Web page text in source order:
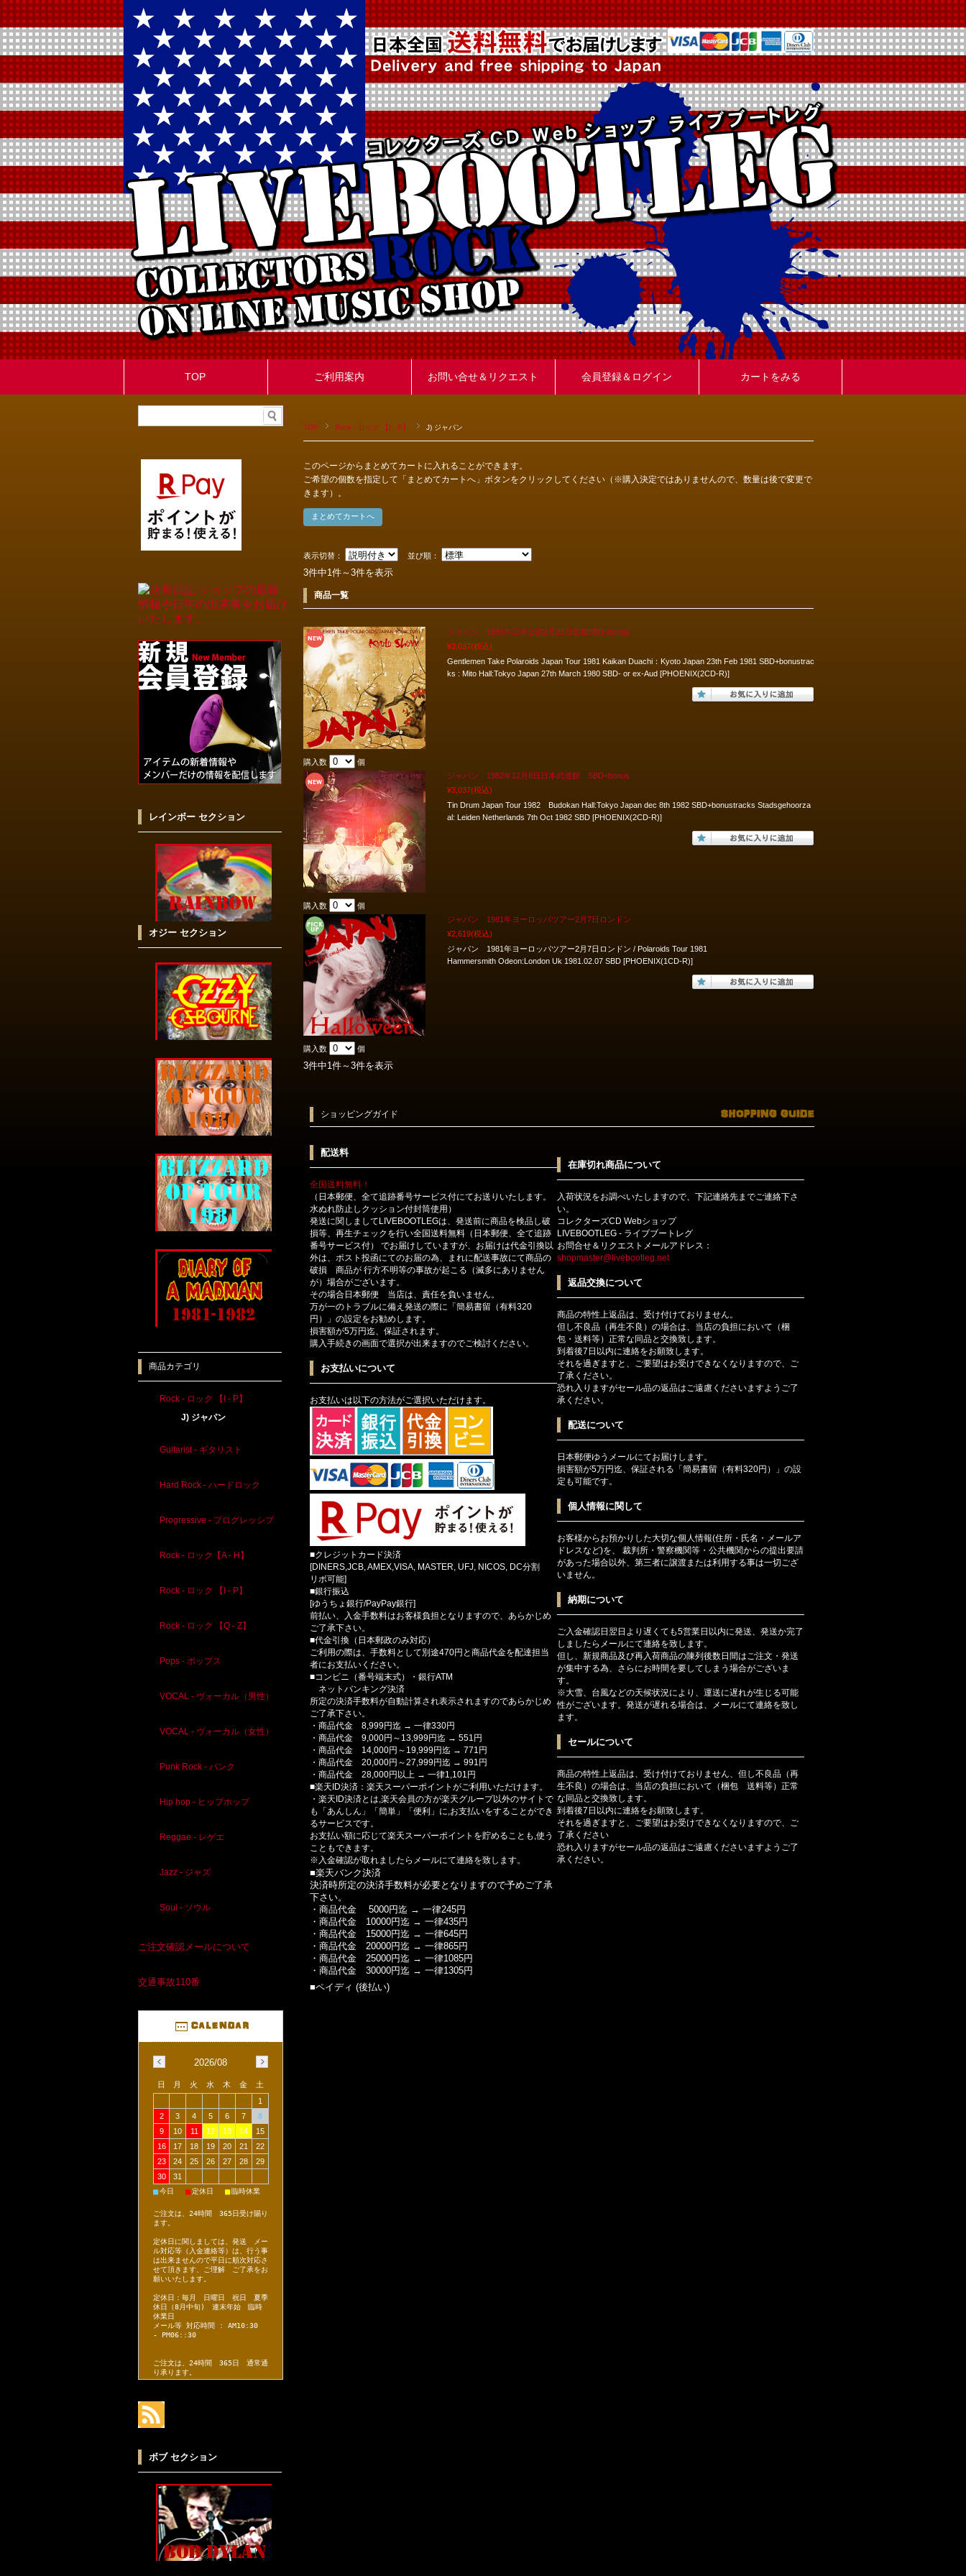
TOP ご利用案内 お問い合せ＆リクエスト 会員登録＆ログイン カートをみる
TOP Rock - ロック 【I - P】 J) ジャパン
このページからまとめてカートに入れることができます。
ご希望の個数を指定して「まとめてカートへ」ボタンをクリックしてください（※購入決定ではありませんので、数量は後で変更で
きます）。
表示切替： 並び順：
3件中1件～3件を表示
商品一覧
ジャパン 1981年日本公演2月23日京都SBD+bonus
¥3,037(税込)
Gentlemen Take Polaroids Japan Tour 1981 Kaikan Duachi：Kyoto Japan 23th Feb 1981 SBD+bonustrac
ks : Mito Hall:Tokyo Japan 27th March 1980 SBD- or ex-Aud [PHOENIX(2CD-R)]
購入数
個
ジャパン 1982年12月8日日本武道館 SBD+bonus
¥3,037(税込)
Tin Drum Japan Tour 1982 Budokan Hall:Tokyo Japan dec 8th 1982 SBD+bonustracks Stadsgehoorza
al: Leiden Netherlands 7th Oct 1982 SBD [PHOENIX(2CD-R)]
購入数
個
ジャパン 1981年ヨーロッパツアー2月7日ロンドン
¥2,619(税込)
ジャパン 1981年ヨーロッパツアー2月7日ロンドン / Polaroids Tour 1981
Hammersmith Odeon:London Uk 1981.02.07 SBD [PHOENIX(1CD-R)]
購入数 個
3件中1件～3件を表示
ショッピングガイド
配送料
全国送料無料！
（日本郵便、全て追跡番号サービス付にてお送りいたします。
水ぬれ防止しクッション付封筒使用）
発送に関しましてLIVEBOOTLEGは、発送前に商品を検品し破
損等、再生チェックを行い全国送料無料（日本郵便、全て追跡
番号サービス付） でお届けしていますが、お届けは代金引換以
外は、ポスト投函にてのお届の為、まれに配送事故にて商品の
破損 商品が 行方不明等の事故が起こる（滅多にありません
が）場合がございます。
その場合日本郵便 当店は、責任を負いません。
万が一のトラブルに備え発送の際に「簡易書留（有料320
円）」の設定をお勧めします。
損害額が5万円迄、保証されます。
購入手続きの画面で選択が出来ますのでご検討ください。
お支払いについて
お支払いは以下の方法がご選択いただけます。
■クレジットカード決済
[DINERS,JCB, AMEX,VISA, MASTER, UFJ, NICOS, DC分割
リボ可能]
■銀行振込
[ゆうちょ銀行/PayPay銀行]
前払い、入金手数料はお客様負担となりますので、あらかじめ
ご了承下さい。
■代金引換（日本郵政のみ対応）
ご利用の際は、手数料として別途470円と商品代金を配達担当
者にお支払いください。
■コンビニ（番号端末式）・銀行ATM
ネットバンキング決済
所定の決済手数料が自動計算され表示されますのであらかじめ
ご了承下さい。
・商品代金 8,999円迄 → 一律330円
・商品代金 9,000円～13,999円迄 → 551円
・商品代金 14,000円～19,999円迄 → 771円
・商品代金 20,000円～27,999円迄 → 991円
・商品代金 28,000円以上 → 一律1,101円
■楽天ID決済：楽天スーパーポイントがご利用いただけます。
・楽天ID決済とは,楽天会員の方が楽天グループ以外のサイトで
も「あんしん」「簡単」「便利」に,お支払いをすることができ
るサービスです。
お支払い額に応じて楽天スーパーポイントを貯めることも,使う
こともできます。
※入金確認が取れましたらメールにて連絡を致します。
■楽天バンク決済
決済時所定の決済手数料が必要となりますので予めご了承
下さい。
・商品代金 5000円迄 → 一律245円
・商品代金 10000円迄 → 一律435円
・商品代金 15000円迄 → 一律645円
・商品代金 20000円迄 → 一律865円
・商品代金 25000円迄 → 一律1085円
・商品代金 30000円迄 → 一律1305円
在庫切れ商品について
入荷状況をお調べいたしますので、下記連絡先までご連絡下さ
い。
コレクターズCD Webショップ
LIVEBOOTLEG - ライブブートレグ
お問合せ＆リクエストメールアドレス：
shopmaster@livebootleg.net
返品交換について
商品の特性上返品は、受け付けておりません。
但し不良品（再生不良）の場合は、当店の負担において（梱
包・送料等）正常な同品と交換致します。
到着後7日以内に連絡をお願致します。
それを過ぎますと、ご要望はお受けできなくなりますので、ご
了承ください。
恐れ入りますがセール品の返品はご遠慮くださいますようご了
承ください。
配送について
日本郵便ゆうメールにてお届けします。
損害額が5万円迄、保証される「簡易書留（有料320円）」の設
定も可能です。
個人情報に関して
お客様からお預かりした大切な個人情報(住所・氏名・メールア
ドレスなど)を、 裁判所・警察機関等・公共機関からの提出要請
があった場合以外、第三者に譲渡または利用する事は一切ござ
いません。
納期について
ご入金確認日翌日より遅くても5営業日以内に発送、発送か完了
しましたらメールにて連絡を致します。
但し、新規商品及び再入荷商品の陳列後数日間はご注文・発送
が集中する為、さらにお時間を要してしまう場合がございま
す。
※大雪、台風などの天候状況により、運送に遅れが生じる可能
性がございます。発送が遅れる場合は、メールにて連絡を致し
ます。
セールについて
商品の特性上返品は、受け付けておりません、但し不良品（再
生不良）の場合は、当店の負担において（梱包 送料等）正常
な同品と交換致します。
到着後7日以内に連絡をお願致します。
それを過ぎますと、ご要望はお受けできなくなりますので、ご
了承ください
恐れ入りますがセール品の返品はご遠慮くださいますようご了
承ください。
■ペイディ (後払い)
レインボー セクション
オジー セクション
商品カテゴリ
Rock - ロック 【I - P】
J) ジャパン
Guitarist - ギタリスト
Hard Rock - ハードロック
Progressive - プログレッシブ
Rock - ロック【A - H】
Rock - ロック 【I - P】
Rock - ロック 【Q - Z】
Pops - ポップス
VOCAL - ヴォーカル（男性）
VOCAL - ヴォーカル（女性）
Punk Rock - パンク
Hip hop - ヒップホップ
Reggae - レゲエ
Jazz - ジャズ
Soul - ソウル
ご注文確認メールについて
交通事故110番
2026/08
日 月 火 水 木 金
土
1
2
3 4 5 6 7
8
9
10 11 12 13 14
15
16
17 18 19 20 21
22
23
24 25 26 27 28
29
30
31
■今日 ■定休日 ■臨時休業
ご注文は、24時間 365日受け賜り
ます。
定休日に関しましては、発送 メー
ル対応等（入金連絡等）は、行う事
は出来ませんので平日に順次対応さ
せて頂きます、ご理解 ご了承をお
願いいたします。
定休日：毎月 日曜日 祝日 夏季
休日（8月中旬) 連末年始 臨時
休業日
メール等 対応時間 : AM10:30
- PM06::30
ご注文は、24時間 365日 通常通
り承ります。
ボブ セクション